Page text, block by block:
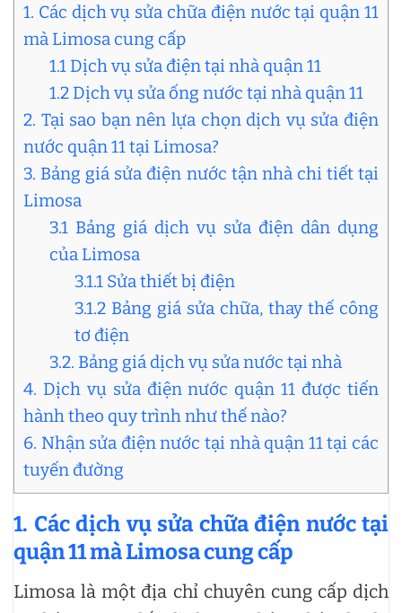
1. Các dịch vụ sửa chữa điện nước tại quận 11
mà Limosa cung cấp
1.1 Dịch vụ sửa điện tại nhà quận 11
1.2 Dịch vụ sửa ống nước tại nhà quận 11
2. Tại sao bạn nên lựa chọn dịch vụ sửa điện
nước quận 11 tại Limosa?
3. Bảng giá sửa điện nước tận nhà chi tiết tại
Limosa
3.1 Bảng giá dịch vụ sửa điện dân dụng
của Limosa
3.1.1 Sửa thiết bị điện
3.1.2 Bảng giá sửa chữa, thay thế công
tơ điện
3.2. Bảng giá dịch vụ sửa nước tại nhà
4. Dịch vụ sửa điện nước quận 11 được tiến
hành theo quy trình như thế nào?
6. Nhận sửa điện nước tại nhà quận 11 tại các
tuyến đường
1. Các dịch vụ sửa chữa điện nước tại
quận 11 mà Limosa cung cấp
Limosa là một địa chỉ chuyên cung cấp dịch